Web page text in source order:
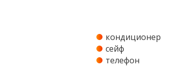
кондиционер
сейф
телефон